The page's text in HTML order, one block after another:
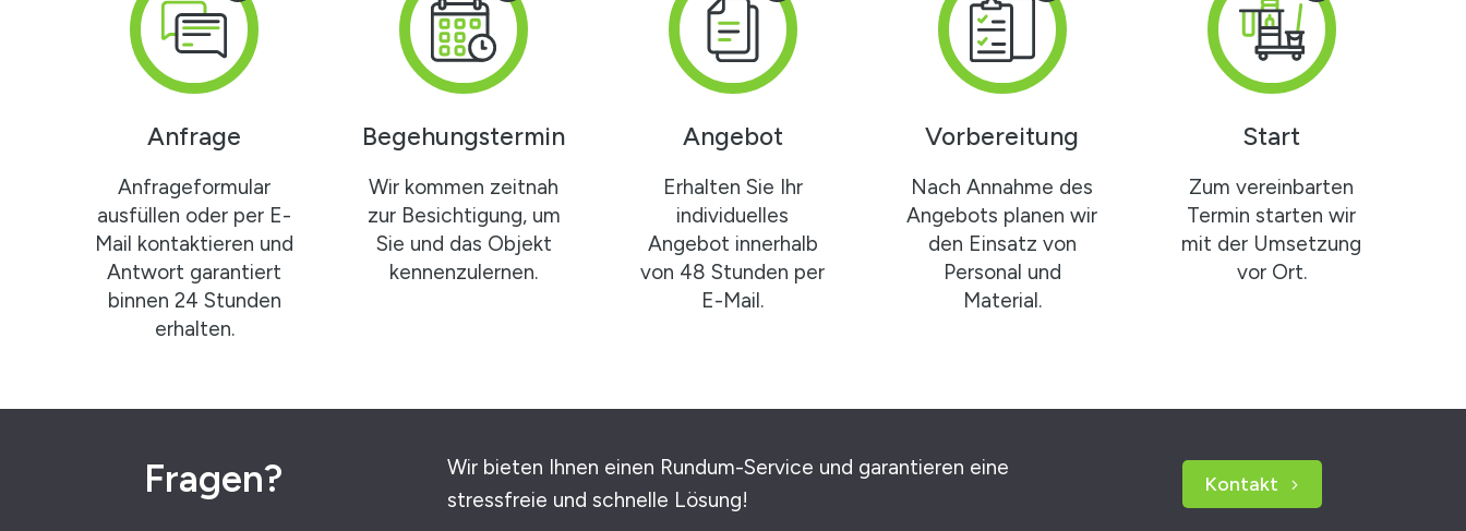
Anfrage
Anfrageformular
ausfüllen oder per E-
Mail kontaktieren und
Antwort garantiert
binnen 24 Stunden
erhalten.
Begehungstermin
Wir kommen zeitnah
zur Besichtigung, um
Sie und das Objekt
kennenzulernen.
Angebot
Erhalten Sie Ihr
individuelles
Angebot innerhalb
von 48 Stunden per
E-Mail.
Vorbereitung
Nach Annahme des
Angebots planen wir
den Einsatz von
Personal und
Material.
Start
Zum vereinbarten
Termin starten wir
mit der Umsetzung
vor Ort.
Fragen?
Wir bieten Ihnen einen Rundum-Service und garantieren eine
stressfreie und schnelle Lösung!
Kontakt